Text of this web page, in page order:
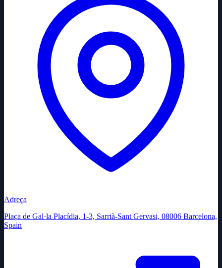
Adreça
Plaça de Gal·la Placídia, 1-3, Sarrià-Sant Gervasi, 08006 Barcelona,
Spain